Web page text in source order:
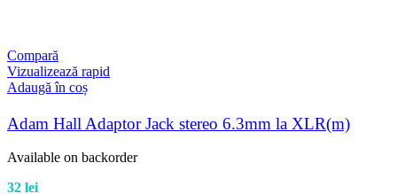
Compară
Vizualizează rapid
Adaugă în coș
Adam Hall Adaptor Jack stereo 6.3mm la XLR(m)
Available on backorder
32 lei